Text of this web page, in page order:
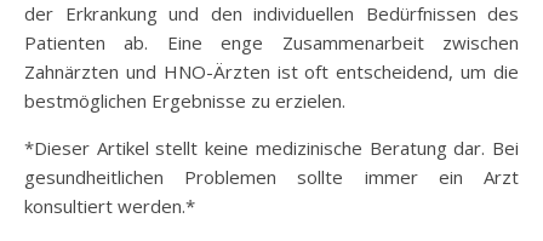
der Erkrankung und den individuellen Bedürfnissen des
Patienten ab. Eine enge Zusammenarbeit zwischen
Zahnärzten und HNO-Ärzten ist oft entscheidend, um die
bestmöglichen Ergebnisse zu erzielen.
*Dieser Artikel stellt keine medizinische Beratung dar. Bei
gesundheitlichen Problemen sollte immer ein Arzt
konsultiert werden.*